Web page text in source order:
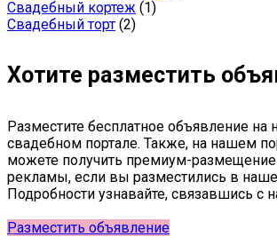
Свадебный кортеж (1)
Свадебный торт (2)
Хотите разместить
Разместите бесплатное объявление на
свадебном портале. Также, на нашем
можете получить премиум-
рекламы, если вы разместились в
Подробности узнавайте, связавшись с
Разместить объявление